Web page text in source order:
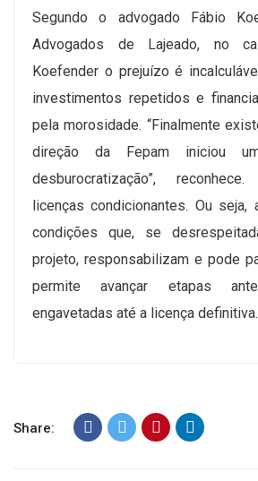
Segundo o advogado Fábio
Advogados de Lajeado, no
Koefender o prejuízo é
investimentos repetidos e
pela morosidade. “Finalmente
direção da Fepam iniciou
desburocratização”,
licenças condicionantes. Ou seja,
condições que, se
projeto, responsabilizam e pode
permite avançar etapas
engavetadas até a licença definitiva.
Share: